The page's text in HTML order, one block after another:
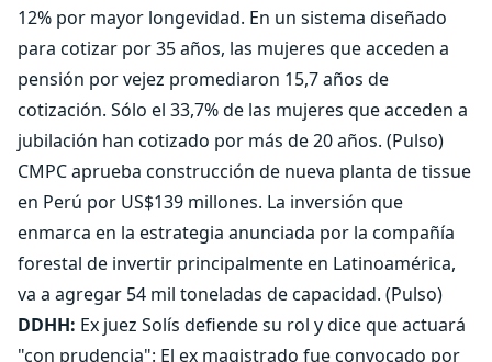
12% por mayor longevidad. En un sistema diseñado
para cotizar por 35 años, las mujeres que acceden a
pensión por vejez promediaron 15,7 años de
cotización. Sólo el 33,7% de las mujeres que acceden a
jubilación han cotizado por más de 20 años. (Pulso)
CMPC aprueba construcción de nueva planta de tissue
en Perú por US$139 millones. La inversión que
enmarca en la estrategia anunciada por la compañía
forestal de invertir principalmente en Latinoamérica,
va a agregar 54 mil toneladas de capacidad. (Pulso)
DDHH: Ex juez Solís defiende su rol y dice que actuará
"con prudencia": El ex magistrado fue convocado por